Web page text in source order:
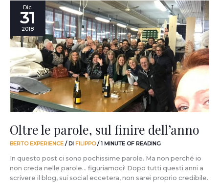
Dic
31
2018
Oltre le parole, sul finire dell’anno
BERTO EXPERIENCE / DI FILIPPO/1 MINUTE OF READING
In questo post ci sono pochissime parole. Ma non perché io
non creda nelle parole… figuriamoci! Dopo tutti questi anni a
scrivere il blog, sui social eccetera, non sarei proprio credibile.
Oltre
parole,
finire
dell’anno